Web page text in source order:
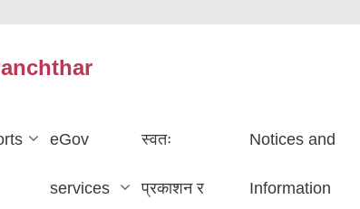
eGov
services
स्वतः
प्रकाशन र
Notices and
Information